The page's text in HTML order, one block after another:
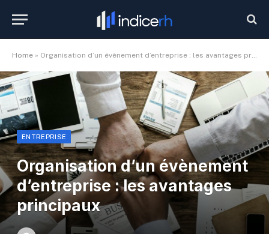
Home » Organisation d’un évènement d’entreprise : les avantages principaux
ENTREPRISE
Organisation d’un évènement
d’entreprise : les avantages
principaux